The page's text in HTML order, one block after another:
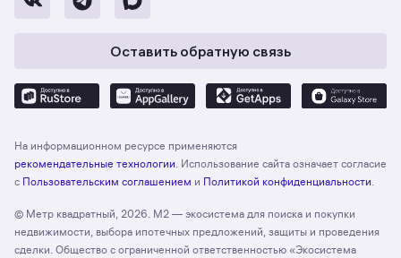
Оставить обратную связь
На информационном ресурсе применяются
рекомендательные технологии . Использование сайта означает согласие
с Пользовательским соглашением и Политикой конфиденциальности
© Метр квадратный, 2026. М2 — экосистема для поиска и покупки
недвижимости, выбора ипотечных предложений, защиты и проведения
сделки. Общество с ограниченной ответственностью «Экосистема